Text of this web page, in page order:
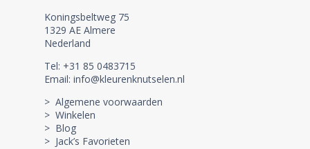
Koningsbeltweg 75
1329 AE Almere
Nederland
Tel: +31 85 0483715
Email: info@kleurenknutselen.nl
> Algemene voorwaarden
> Winkelen
> Blog
> Jack’s Favorieten